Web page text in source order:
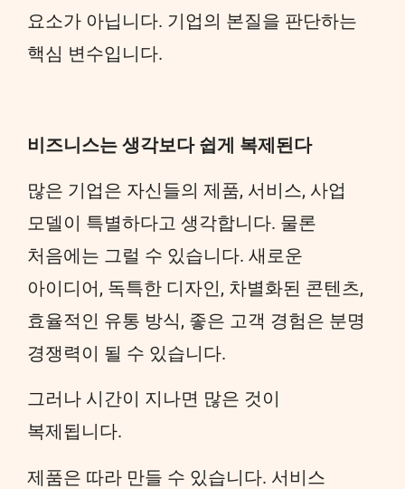
요소가 아닙니다. 기업의 본질을 판단하는
핵심 변수입니다.
비즈니스는 생각보다 쉽게 복제된다
많은 기업은 자신들의 제품, 서비스, 사업
모델이 특별하다고 생각합니다. 물론
처음에는 그럴 수 있습니다. 새로운
아이디어, 독특한 디자인, 차별화된 콘텐츠,
효율적인 유통 방식, 좋은 고객 경험은 분명
경쟁력이 될 수 있습니다.
그러나 시간이 지나면 많은 것이
복제됩니다.
제품은 따라 만들 수 있습니다. 서비스